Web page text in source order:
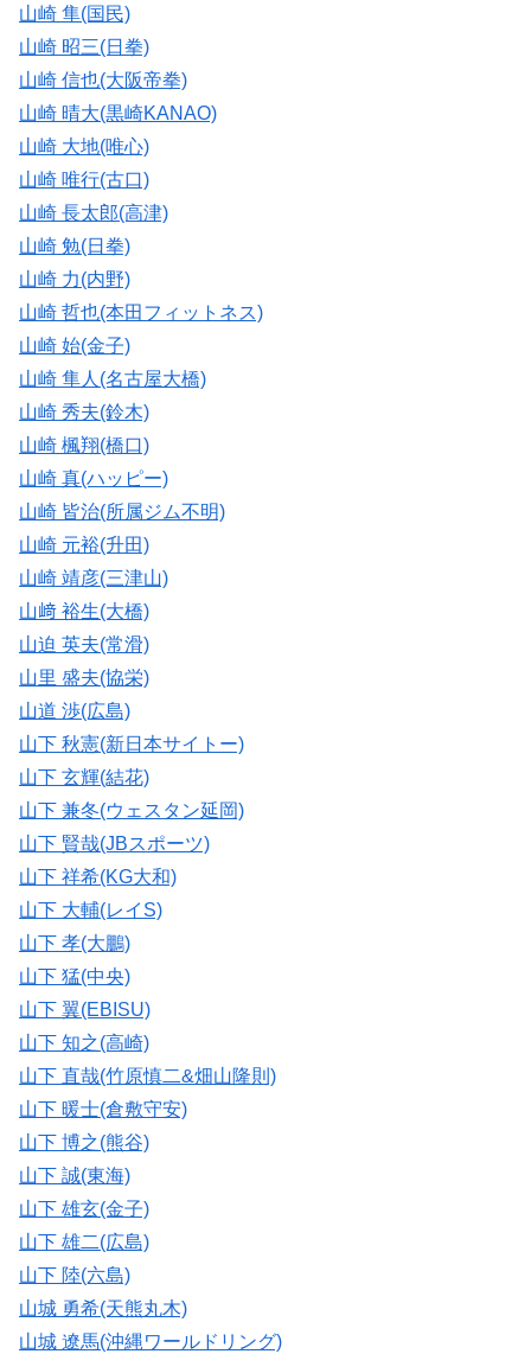
山崎 隼(国民)
山崎 昭三(日拳)
山崎 信也(大阪帝拳)
山崎 晴大(黒崎KANAO)
山崎 大地(唯心)
山崎 唯行(古口)
山崎 長太郎(高津)
山崎 勉(日拳)
山崎 力(内野)
山崎 哲也(本田フィットネス)
山崎 始(金子)
山崎 隼人(名古屋大橋)
山崎 秀夫(鈴木)
山崎 楓翔(橋口)
山崎 真(ハッピー)
山崎 皆治(所属ジム不明)
山崎 元裕(升田)
山崎 靖彦(三津山)
山﨑 裕生(大橋)
山迫 英夫(常滑)
山里 盛夫(協栄)
山道 渉(広島)
山下 秋憲(新日本サイトー)
山下 玄輝(結花)
山下 兼冬(ウェスタン延岡)
山下 賢哉(JBスポーツ)
山下 祥希(KG大和)
山下 大輔(レイS)
山下 孝(大鵬)
山下 猛(中央)
山下 翼(EBISU)
山下 知之(高崎)
山下 直哉(竹原慎二&畑山隆則)
山下 暖士(倉敷守安)
山下 博之(熊谷)
山下 誠(東海)
山下 雄玄(金子)
山下 雄二(広島)
山下 陸(六島)
山城 勇希(天熊丸木)
山城 遼馬(沖縄ワールドリング)